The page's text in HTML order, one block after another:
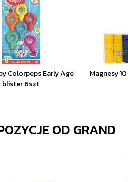
Colorpeps Early Age
blister 6szt
Magnesy
OD GRAND